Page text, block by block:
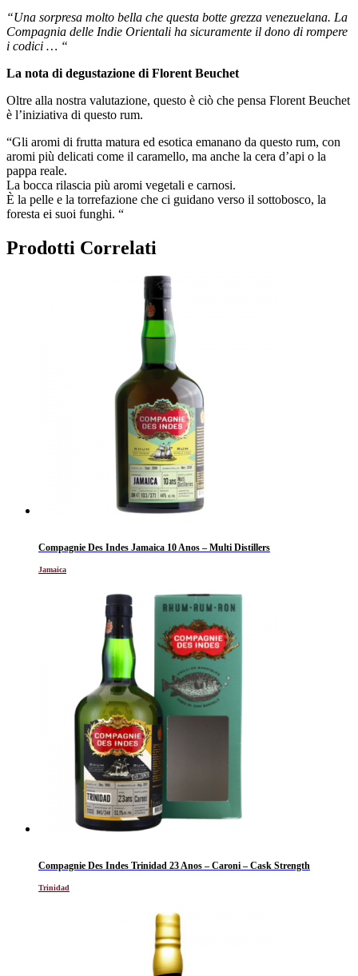
“Una sorpresa molto bella che questa botte grezza venezuelana. La
Compagnia delle Indie Orientali ha sicuramente il dono di rompere
i codici … “
La nota di degustazione di Florent Beuchet
Oltre alla nostra valutazione, questo è ciò che pensa Florent Beuchet
è l’iniziativa di questo rum.
“Gli aromi di frutta matura ed esotica emanano da questo rum, con
aromi più delicati come il caramello, ma anche la cera d’api o la
pappa reale.
La bocca rilascia più aromi vegetali e carnosi.
È la pelle e la torrefazione che ci guidano verso il sottobosco, la
foresta ei suoi funghi. “
Prodotti Correlati
Compagnie Des Indes Jamaica 10 Anos – Multi Distillers
Jamaica
Compagnie Des Indes Trinidad 23 Anos – Caroni – Cask Strength
Trinidad